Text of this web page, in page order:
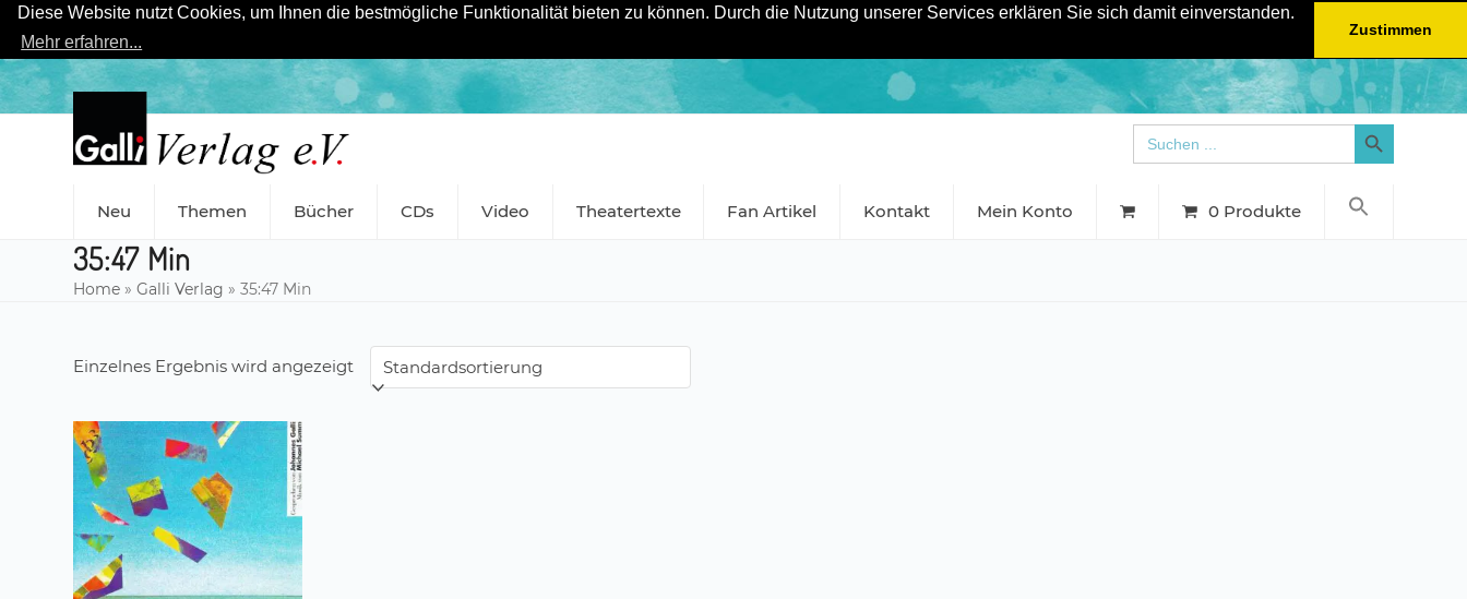
Diese Website nutzt Cookies, um Ihnen die bestmögliche Funktionalität bieten zu können. Durch die Nutzung unserer Services erklären Sie sich damit einverstanden.
Mehr erfahren...
Zustimmen
Skip
content
Search
for:
Search Button
Neu Themen Bücher CDs Video Theatertexte Fan Artikel Kontakt Mein Konto 0 Produkte
35:47 Min
Home »Galli Verlag »35:47 Min
Einzelnes Ergebnis wird angezeigt